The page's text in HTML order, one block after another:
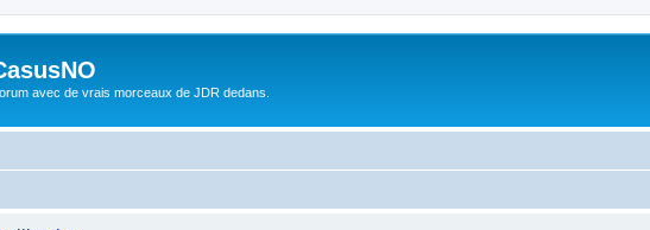
avec de vrais morceaux de JDR dedans.